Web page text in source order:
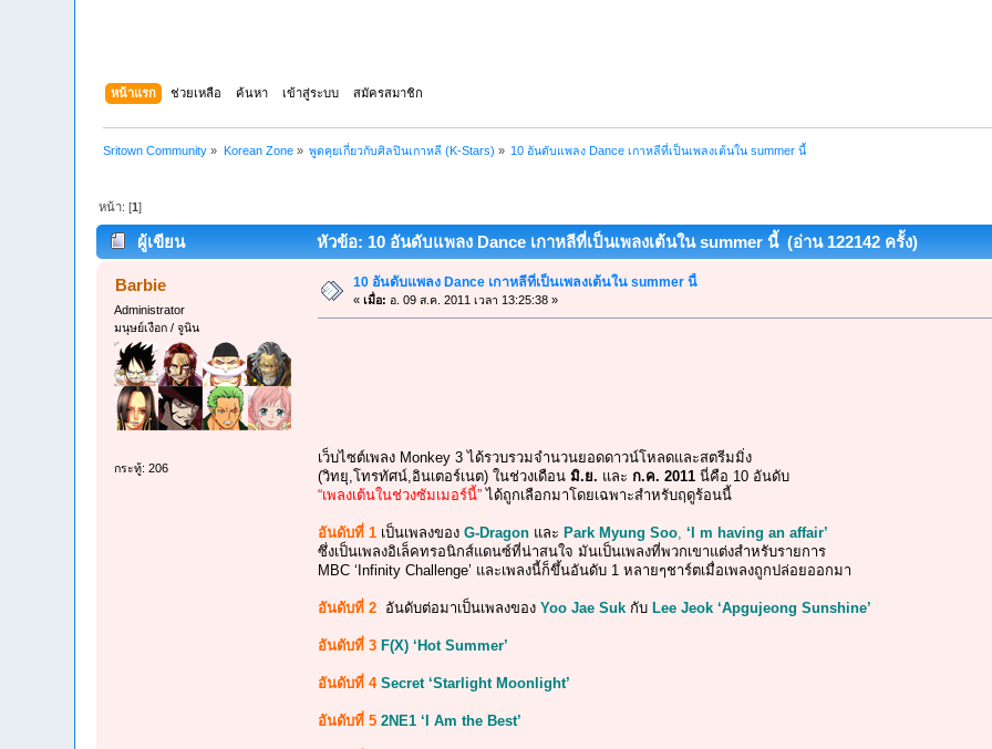
หน้าแรก ช่วยเหลือ ค้นหา เข้าสู่ระบบ สมัครสมาชิก
Sritown Community » Korean Zone» พูดคุยเกี่ยวกับศิลปินเกาหลี (K-Stars) » 10 อันดับแพลง Dance เกาหลีที่เป็นเพลงเต้นใน summer นี้
หน้า: [1]
ผู้เขียน หัวข้อ: 10 อันดับแพลง Dance เกาหลีที่เป็นเพลงเต้นใน summer นี้ (อ่าน 122142 ครั้ง)
Barbie
Administrator
มนุษย์เงือก / จูนิน
กระทู้: 206
10 อันดับแพลง Dance เกาหลีที่เป็นเพลงเต้นใน summer นี้
«เมื่อ: อ. 09 ส.ค. 2011 เวลา 13:25:38 »
เว็บไซต์เพลง Monkey 3 ได้รวบรวมจำนวนยอดดาวน์โหลดและสตรีมมิ่ง
(วิทยุ,โทรทัศน์,อินเตอร์เนต) ในช่วงเดือน มิ.ย. และ ก.ค. 2011นี่คือ 10 อันดับ
“เพลงเต้นในช่วงซัมเมอร์นี้”ได้ถูกเลือกมาโดยเฉพาะสำหรับฤดูร้อนนี้
อันดับที่ 1เป็นเพลงของ G-Dragon และ Park Myung Soo, ‘I m having an affair’
ซึ่งเป็นเพลงอิเล็คทรอนิกส์แดนซ์ที่น่าสนใจ มันเป็นเพลงที่พวกเขาแต่งสำหรับรายการ
MBC ‘Infinity Challenge’ และเพลงนี้ก็ขึ้นอันดับ 1 หลายๆชาร์ตเมื่อเพลงถูกปล่อยออกมา
อันดับที่ 2 อันดับต่อมาเป็นเพลงของYoo Jae Suk กับ Lee Jeok ‘Apgujeong Sunshine’
อันดับที่ 3 F(X) ‘Hot Summer’
อันดับที่ 4 Secret ‘Starlight Moonlight’
อันดับที่ 5 2NE1 ‘I Am the Best’